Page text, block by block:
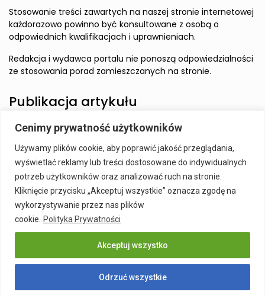
Cenimy prywatność użytkowników
Używamy plików cookie, aby poprawić jakość przeglądania,
wyświetlać reklamy lub treści dostosowane do indywidualnych
potrzeb użytkowników oraz analizować ruch na stronie.
Kliknięcie przycisku „Akceptuj wszystkie” oznacza zgodę na
wykorzystywanie przez nas plików
cookie. Polityka Prywatności
Odrzuć wszystkie
Akceptuj wszystko
Stosowanie treści zawartych na naszej stronie internetowej
każdorazowo powinno być konsultowane z osobą o
odpowiednich kwalifikacjach i uprawnieniach.
Redakcja i wydawca portalu nie ponoszą odpowiedzialności
ze stosowania porad zamieszczanych na stronie.
Publikacja artykułu
naszym serwisie.
Szczegóły: Publikacja Artykułu